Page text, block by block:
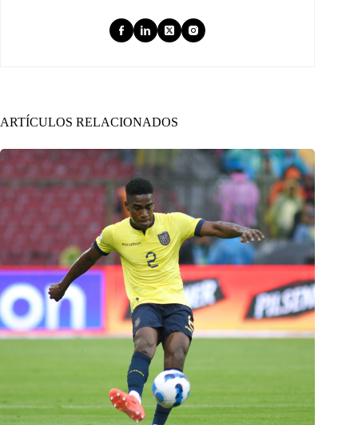
ARTÍCULOS RELACIONADOS